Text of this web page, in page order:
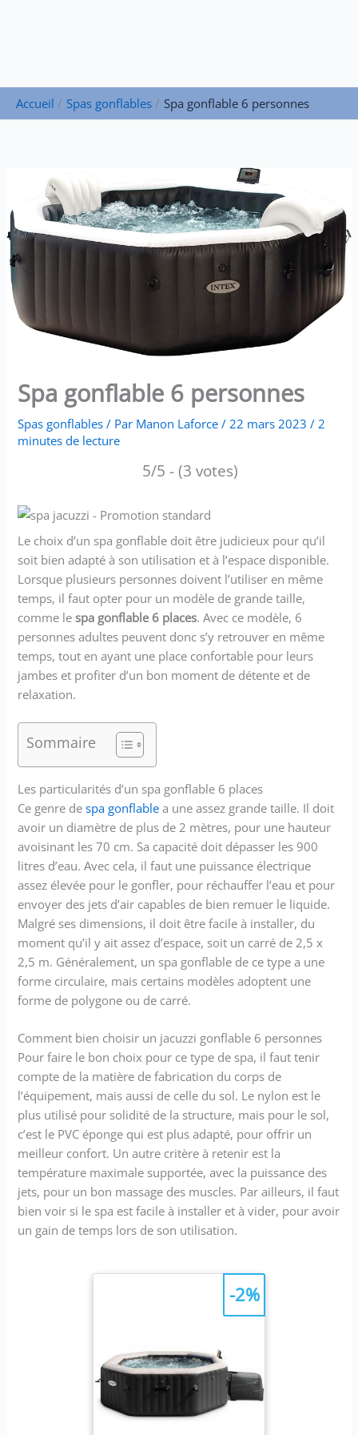
Accueil Spas gonflables Spa gonflable 6 personnes
Spa gonflable 6 personnes
Spas gonflables / Par Manon Laforce/22 mars 2023/2
minutes de lecture
5/5 - (3 votes)
Le choix d’un spa gonflable doit être judicieux pour qu’il
soit bien adapté à son utilisation et à l’espace disponible.
Lorsque plusieurs personnes doivent l’utiliser en même
temps, il faut opter pour un modèle de grande taille,
comme lespa gonflable 6 places. Avec ce modèle, 6
personnes adultes peuvent donc s’y retrouver en même
temps, tout en ayant une place confortable pour leurs
jambes et profiter d’un bon moment de détente et de
relaxation.
Sommaire
Les particularités d’un spa gonflable 6 places
Ce genre despa gonflable a une assez grande taille. Il doit
avoir un diamètre de plus de 2 mètres, pour une hauteur
avoisinant les 70 cm. Sa capacité doit dépasser les 900
litres d’eau. Avec cela, il faut une puissance électrique
assez élevée pour le gonfler, pour réchauffer l’eau et pour
envoyer des jets d’air capables de bien remuer le liquide.
Malgré ses dimensions, il doit être facile à installer, du
moment qu’il y ait assez d’espace, soit un carré de 2,5 x
2,5 m. Généralement, un spa gonflable de ce type a une
forme circulaire, mais certains modèles adoptent une
forme de polygone ou de carré.
Comment bien choisir un jacuzzi gonflable 6 personnes
Pour faire le bon choix pour ce type de spa, il faut tenir
compte de la matière de fabrication du corps de
l’équipement, mais aussi de celle du sol. Le nylon est le
plus utilisé pour solidité de la structure, mais pour le sol,
c’est le PVC éponge qui est plus adapté, pour offrir un
meilleur confort. Un autre critère à retenir est la
température maximale supportée, avec la puissance des
jets, pour un bon massage des muscles. Par ailleurs, il faut
bien voir si le spa est facile à installer et à vider, pour avoir
un gain de temps lors de son utilisation.
-2%